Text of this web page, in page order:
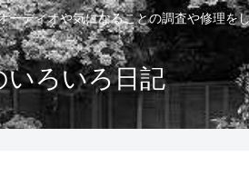
ーディオや気になることの調査や修理を
いろいろ日記